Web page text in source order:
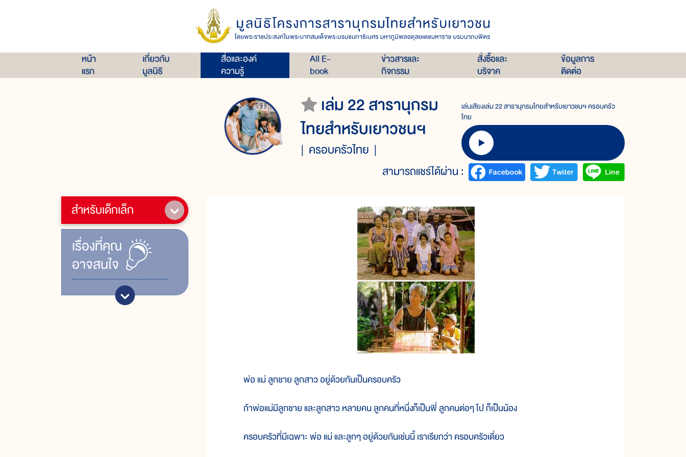
หน้า
แรก
เกี่ยวกับ
มูลนิธิ
สื่อและองค์
ความรู้
All E-
book
ข่าวสารและ
กิจกรรม
สั่งซื้อและ
บริจาค
ข้อมูลการ
ติดต่อ
เล่ม 22 สารานุกรม
ไทยสำหรับเยาวชนฯ
ครอบครัวไทย
เล่นเสียงเล่ม 22 สารานุกรมไทยสำหรับเยาวชนฯ ครอบครัว
ไทย
สามารถแชร์ได้ผ่าน :
สำหรับเด็กเล็ก
เรื่ิองที่คุณ
อาจสนใจ
พ่อ แม่ ลูกชาย ลูกสาว อยู่ด้วยกันเป็นครอบครัว
ถ้าพ่อแม่มีลูกชาย และลูกสาว หลายคน ลูกคนที่หนึ่งก็เป็นพี่ ลูกคนต่อๆ ไป ก็เป็นน้อง
ครอบครัวที่มีเฉพาะ พ่อ แม่ และลูกๆ อยู่ด้วยกันเช่นนี้ เราเรียกว่า ครอบครัวเดี่ยว